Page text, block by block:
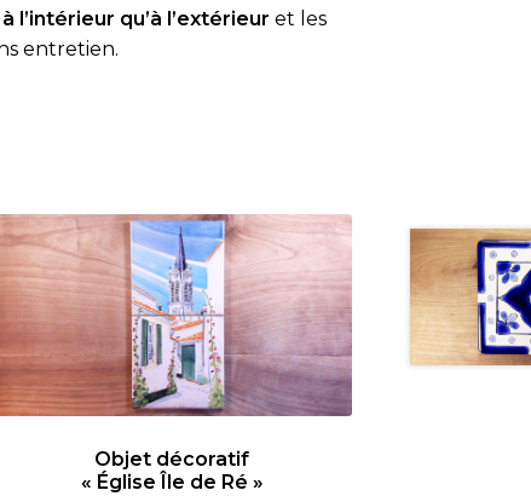
l’intérieur qu’à l’extérieur et les
entretien.
Objet décoratif
« Église Île de Ré »